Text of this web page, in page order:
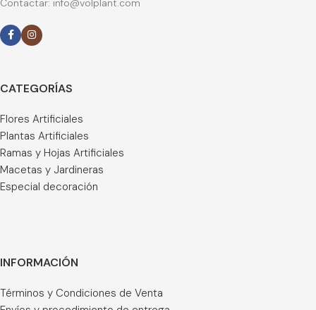
CATEGORÍAS
Flores Artificiales
Plantas Artificiales
Ramas y Hojas Artificiales
Macetas y Jardineras
Especial decoración
INFORMACIÓN
Términos y Condiciones de Venta